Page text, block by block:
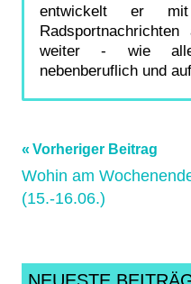
entwickelt er
weiter - wie
nebenberuflich und
Schlagwörter:
badendbach,
Flowtrail,
Mittelhessen,
Vorheriger Beitrag
Wohin am
(15.-16.06.)